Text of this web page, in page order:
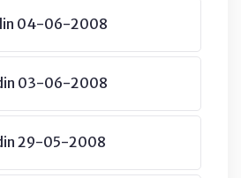
04-06-2008
03-06-2008
29-05-2008